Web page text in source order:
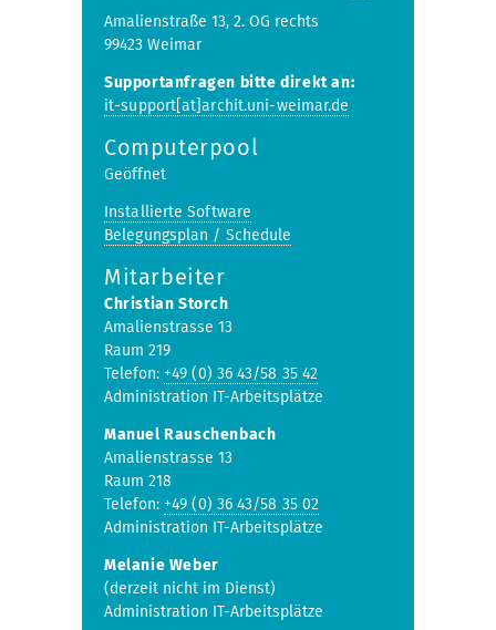
Amalienstraße 13, 2. OG rechts
99423 Weimar
Supportanfragen bitte direkt an:
it-support[at]archit.uni-weimar.de
Computerpool
Geöffnet
Installierte Software
Belegungsplan / Schedule
Mitarbeiter
Christian Storch
Amalienstrasse 13
Raum 219
Telefon: +49 (0) 36 43/58 35 42
Administration IT-Arbeitsplätze
Manuel Rauschenbach
Amalienstrasse 13
Raum 218
Telefon: +49 (0) 36 43/58 35 02
Administration IT-Arbeitsplätze
Melanie Weber
(derzeit nicht im Dienst)
Administration IT-Arbeitsplätze